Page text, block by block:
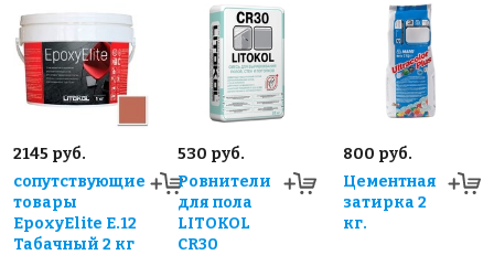
2145 руб.
сопутствующие
товары
EpoxyElite E.12
Табачный 2 кг
530 руб.
Ровнители
для пола
LITOKOL
CR30
800 руб.
Цементная
затирка 2
кг.